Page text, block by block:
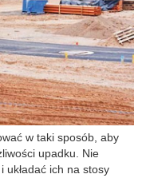
w taki sposób, aby
upadku. Nie
układać ich na stosy